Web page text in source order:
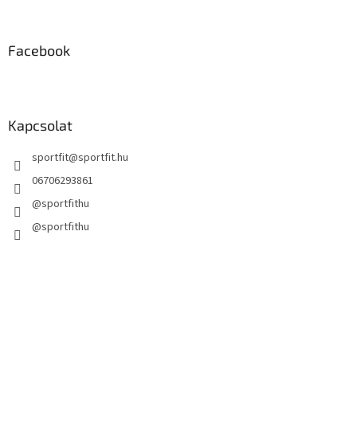
Facebook
Kapcsolat
sportfit@sportfit.hu
06706293861
@sportfithu
@sportfithu